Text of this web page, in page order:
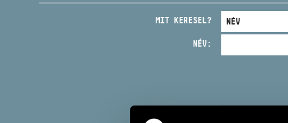
MIT KERESEL?
NÉV: